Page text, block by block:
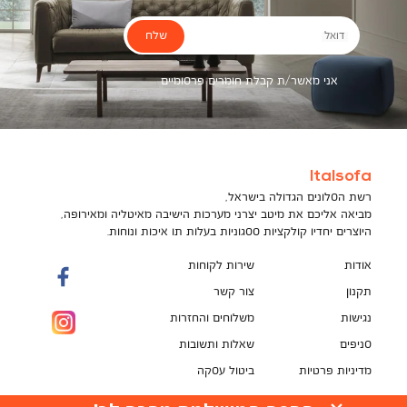
דואל
אני מאשר/ת קבלת חומרים פרסומיים
שלח
Italsofa
רשת הסלונים הגדולה בישראל,
מביאה אליכם את מיטב יצרני מערכות הישיבה מאיטליה ומאירופה,
היוצרים יחדיו קולקציות ססגוניות בעלות תו איכות ונוחות.
אודות
תקנון
נגישות
סניפים
מדיניות פרטיות
שירות לקוחות
צור קשר
משלוחים והחזרות
שאלות ותשובות
ביטול עסקה
תקנון מועדון לקוחות